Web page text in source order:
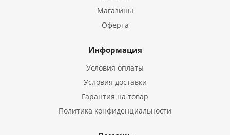
Магазины
Оферта
Информация
Условия оплаты
Условия доставки
Гарантия на товар
Политика конфиденциальности